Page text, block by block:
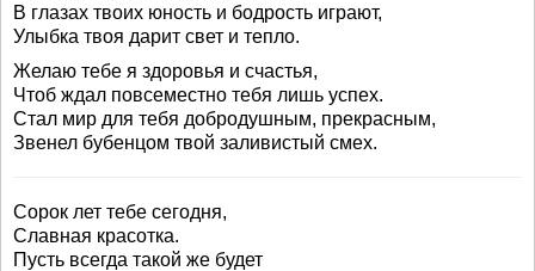
В глазах твоих юность и бодрость играют,
Улыбка твоя дарит свет и тепло.
Желаю тебе я здоровья и счастья,
Чтоб ждал повсеместно тебя лишь успех.
Стал мир для тебя добродушным, прекрасным,
Звенел бубенцом твой заливистый смех.
Сорок лет тебе сегодня,
Славная красотка.
Пусть всегда такой же будет